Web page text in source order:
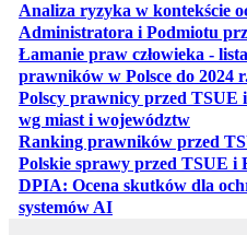
Analiza ryzyka w kontekście
Administratora i Podmiotu
Łamanie praw człowieka -
prawników w Polsce do 2024
Polscy prawnicy przed TSUE
wg miast i województwotwiera
Ranking prawników przed
Polskie sprawy przed TSUE i
DPIA: Ocena skutków dla
systemów AIotwiera się w